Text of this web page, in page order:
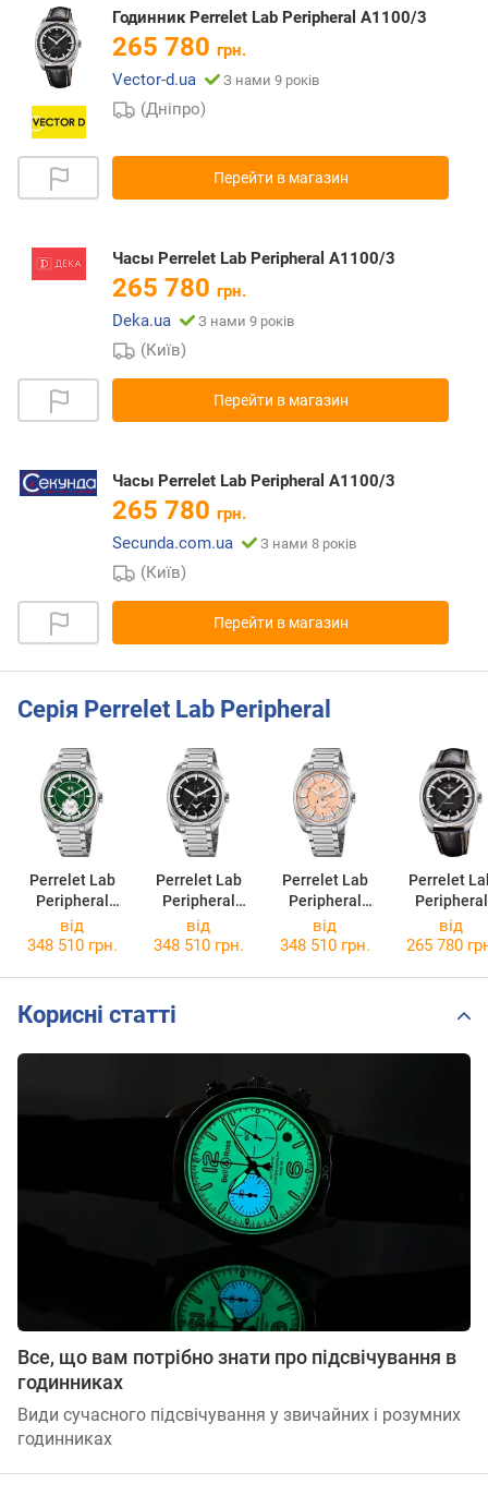
Годинник Perrelet Lab Peripheral A1100/3
265 780 грн.
Vector-d.ua
З нами 9 років
(Дніпро)
Перейти в магазин
Часы Perrelet Lab Peripheral A1100/3
265 780 грн.
Deka.ua
З нами 9 років
(Київ)
Перейти в магазин
Часы Perrelet Lab Peripheral A1100/3
265 780 грн.
Secunda.com.ua
З нами 8 років
(Київ)
Перейти в магазин
Серія Perrelet Lab Peripheral
Perrelet Lab
Peripheral
A1101/C
Perrelet Lab
Peripheral
A1101/D
Perrelet Lab
Peripheral
A1101/E
Perrelet
Peripheral
A1100/3
від
348 510 грн.
від
348 510 грн.
від
348 510 грн.
від
265 780
Корисні статті
Все, що вам потрібно знати про підсвічування в
годинниках
Види сучасного підсвічування у звичайних і розумних
годинниках